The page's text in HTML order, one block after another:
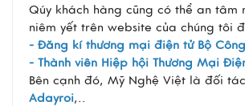
Qúy khách hàng cũng có thể an tâm
niêm yết trên website của chúng tôi
- Đăng kí thương mại điện tử Bộ
- Thành viên Hiệp hội Thương Mại
Bên cạnh đó, Mỹ Nghệ Việt là đối
Adayroi,..